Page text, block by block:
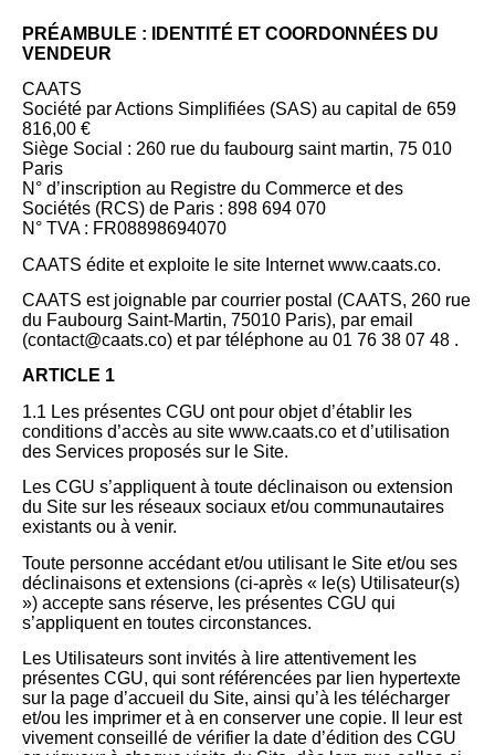
PRÉAMBULE : IDENTITÉ ET COORDONNÉES DU
VENDEUR
CAATS
Société par Actions Simplifiées (SAS) au capital de 659
816,00 €
Siège Social : 260 rue du faubourg saint martin, 75 010
Paris
N° d’inscription au Registre du Commerce et des
Sociétés (RCS) de Paris : 898 694 070
N° TVA : FR08898694070
CAATS édite et exploite le site Internet www.caats.co.
CAATS est joignable par courrier postal (CAATS, 260 rue
du Faubourg Saint-Martin, 75010 Paris), par email
(contact@caats.co) et par téléphone au 01 76 38 07 48 .
ARTICLE 1
1.1 Les présentes CGU ont pour objet d’établir les
conditions d’accès au site www.caats.co et d’utilisation
des Services proposés sur le Site.
Les CGU s’appliquent à toute déclinaison ou extension
du Site sur les réseaux sociaux et/ou communautaires
existants ou à venir.
Toute personne accédant et/ou utilisant le Site et/ou ses
déclinaisons et extensions (ci-après « le(s) Utilisateur(s)
») accepte sans réserve, les présentes CGU qui
s’appliquent en toutes circonstances.
Les Utilisateurs sont invités à lire attentivement les
présentes CGU, qui sont référencées par lien hypertexte
sur la page d’accueil du Site, ainsi qu’à les télécharger
et/ou les imprimer et à en conserver une copie. Il leur est
vivement conseillé de vérifier la date d’édition des CGU